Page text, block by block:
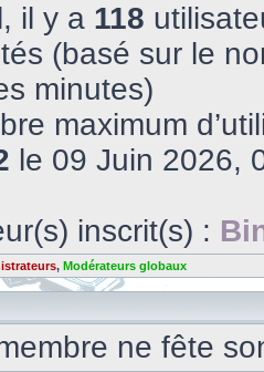
il y a 118
(basé sur le
minutes)
maximum
le 09 Juin 2026,
inscrit(s) :
, Modérateurs globaux
ne fête